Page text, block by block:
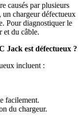
causés par plusieurs
un chargeur défectueux
Pour diagnostiquer le
et du câble.
Jack est défectueux ?
incluent :
facilement.
du chargeur.